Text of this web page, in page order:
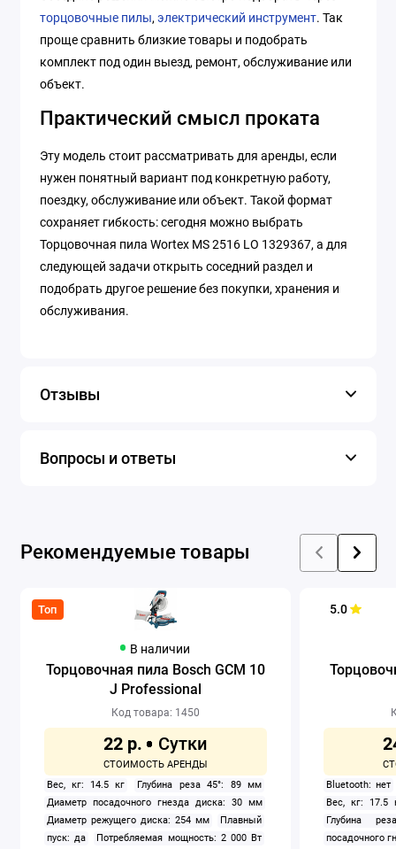
торцовочные пилы, электрический инструмент. Так
проще сравнить близкие товары и подобрать
комплект под один выезд, ремонт, обслуживание или
объект.
Практический смысл проката
Эту модель стоит рассматривать для аренды, если
нужен понятный вариант под конкретную работу,
поездку, обслуживание или объект. Такой формат
сохраняет гибкость: сегодня можно выбрать
Торцовочная пила Wortex MS 2516 LO 1329367, а для
следующей задачи открыть соседний раздел и
подобрать другое решение без покупки, хранения и
обслуживания.
Отзывы
Вопросы и ответы
Рекомендуемые товары
Топ
В наличии
Торцовочная пила Bosch GCM 10
J Professional
Код товара: 1450
22 р.
Вес, кг: 14.5 кг
Глубина реза 45°: 89 мм
Диаметр посадочного гнезда диска: 30 мм
Диаметр режущего диска: 254 мм
Плавный
пуск: да
Потребляемая мощность: 2 000 Вт
5.0
Bluetooth: нет
Вес, кг: 17.5
Глубина
посадочного